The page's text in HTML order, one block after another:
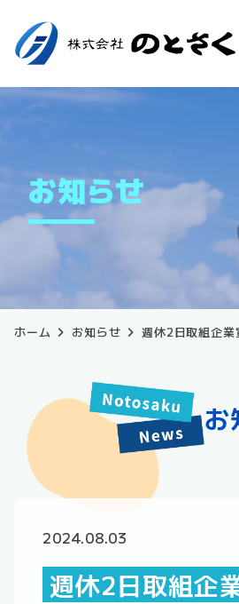
お知らせ
ホーム お知らせ 週休2日取組企業
お
2024.08.03
週休2日取組企